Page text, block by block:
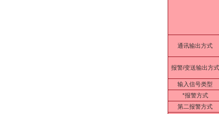
通讯输出方式
报警/变送输出方式
输入信号类型
*报警方式
第二报警方式